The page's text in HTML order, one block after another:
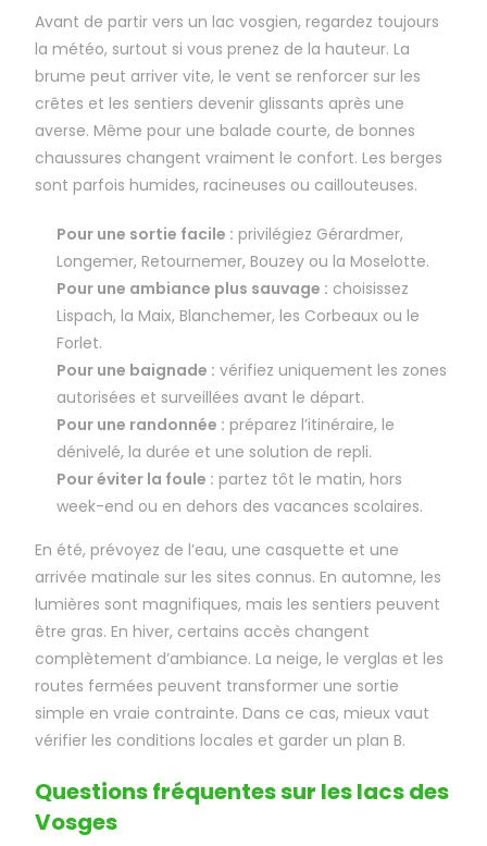
Avant de partir vers un lac vosgien, regardez toujours
la météo, surtout si vous prenez de la hauteur. La
brume peut arriver vite, le vent se renforcer sur les
crêtes et les sentiers devenir glissants après une
averse. Même pour une balade courte, de bonnes
chaussures changent vraiment le confort. Les berges
sont parfois humides, racineuses ou caillouteuses.
Pour une sortie facile : privilégiez Gérardmer,
Longemer, Retournemer, Bouzey ou la Moselotte.
Pour une ambiance plus sauvage : choisissez
Lispach, la Maix, Blanchemer, les Corbeaux ou le
Forlet.
Pour une baignade : vérifiez uniquement les zones
autorisées et surveillées avant le départ.
Pour une randonnée : préparez l’itinéraire, le
dénivelé, la durée et une solution de repli.
Pour éviter la foule : partez tôt le matin, hors
week-end ou en dehors des vacances scolaires.
En été, prévoyez de l’eau, une casquette et une
arrivée matinale sur les sites connus. En automne, les
lumières sont magnifiques, mais les sentiers peuvent
être gras. En hiver, certains accès changent
complètement d’ambiance. La neige, le verglas et les
routes fermées peuvent transformer une sortie
simple en vraie contrainte. Dans ce cas, mieux vaut
vérifier les conditions locales et garder un plan B.
Questions fréquentes sur les lacs des
Vosges